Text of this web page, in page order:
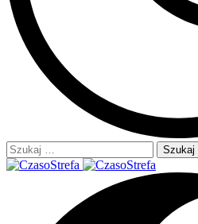
Szukaj: